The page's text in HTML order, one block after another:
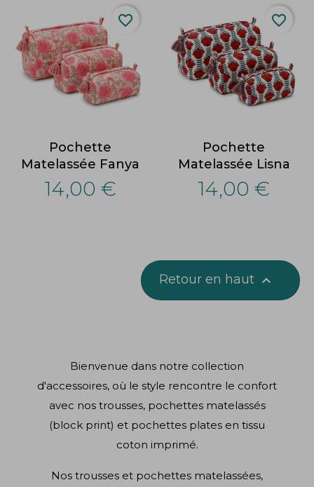
Pochette
Matelassée Fanya
14,00 €
favorite_border
Pochette
Matelassée Lisna
14,00 €
favorite_border
Retour en haut 
Bienvenue dans notre collection
d'accessoires, où le style rencontre le confort
avec nos trousses, pochettes matelassés
(block print) et pochettes plates en tissu
coton imprimé.
Nos trousses et pochettes matelassées,